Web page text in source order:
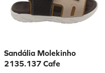
Sandália Molekinho
2135.137 Cafe